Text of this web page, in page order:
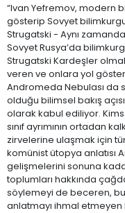
“Ivan Yefremov, modern
gösterip Sovyet
Strugatski - Aynı
Sovyet Rusya’da
Strugatski Kardeşler
veren ve onlara yol
Andromeda Nebulası da
olduğu bilimsel bakış
olarak kabul ediliyor.
sınıf ayrımının ortadan
zirvelerine ulaşmak için
komünist ütopya anlatısı
gelişmelerini sonuna
toplumları hakkında
söylemeyi de beceren,
anlatmayı ihmal etmeyen